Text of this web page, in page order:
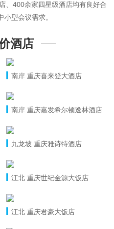
、400余家四星级酒店均有良好合
小型会议需求。
酒店
南岸 重庆喜来登大酒店
南岸 重庆嘉发希尔顿逸林酒店
九龙坡 重庆雅诗特酒店
江北 重庆世纪金源大饭店
江北 重庆君豪大饭店